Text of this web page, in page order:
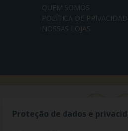
QUEM SOMOS
POLÍTICA DE
NOSSAS LOJAS
Proteção de dados e